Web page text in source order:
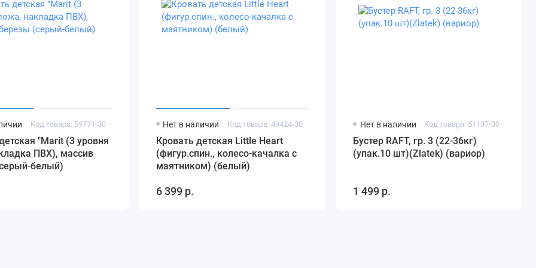
см, которое позволит ребёнку свободно раскинуться на
дизайном она украсит детскую комнату, а её
Код товара: 59771-30
"Marit (3 уровня
ПВХ), массив
белый)
Нет в наличии Код товара: 49424-30
Кровать детская Little Heart
(фигур.спин., колесо-качалка с
маятником) (белый)
6 399 р.
Нет в наличии Код товара: 51137-30
Бустер RAFT, гр. 3 (22-36кг)
(упак.10 шт)(Zlatek) (вариор)
1 499 р.